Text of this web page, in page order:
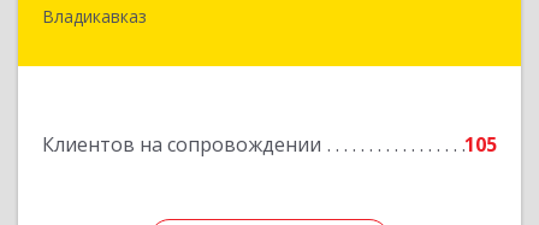
Владикавказ
Клиентов на сопровождении 105
362020, Северная Осетия - Алания Респ,